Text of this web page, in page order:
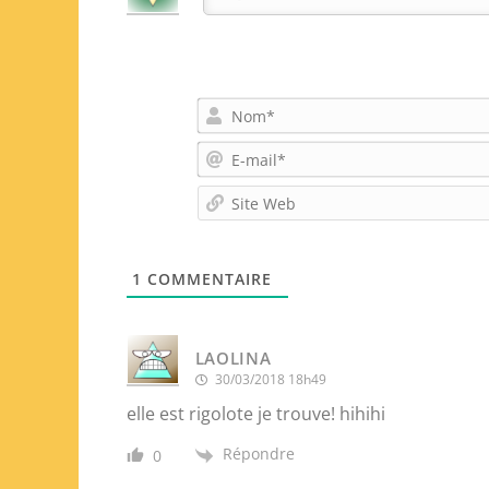
1 COMMENTAIRE
LAOLINA
30/03/2018 18h49
elle est rigolote je trouve! hihihi
0 Répondre